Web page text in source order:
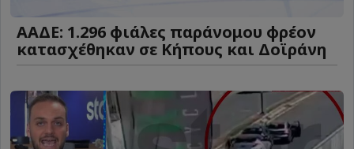
ΑΑΔΕ: 1.296 φιάλες παράνομου φρέον
κατασχέθηκαν σε Κήπους και Δοϊράνη